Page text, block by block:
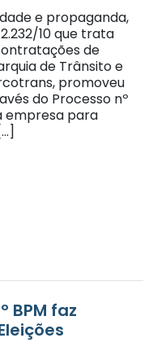
e propaganda,
10 que trata
de
de Trânsito e
promoveu
do Processo nº
empresa para
BPM faz